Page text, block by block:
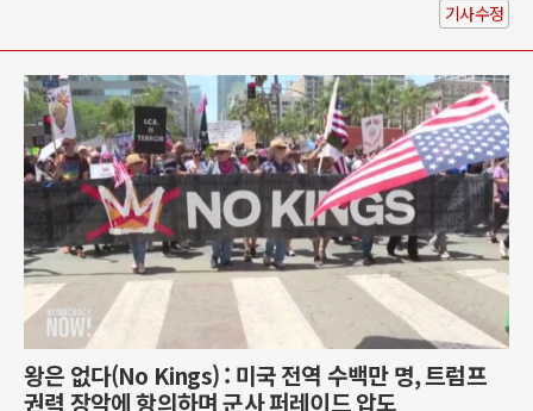
기사수정
왕은 없다(No Kings) : 미국 전역 수백만 명, 트럼프
권력 장악에 항의하며 군사 퍼레이드 압도